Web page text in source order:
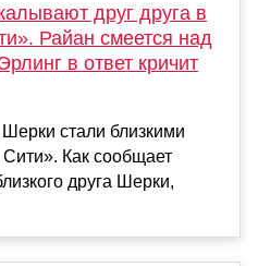
друг друга в
Райан смеется над
в ответ кричит
стали близкими
Как сообщает
друга Шерки,